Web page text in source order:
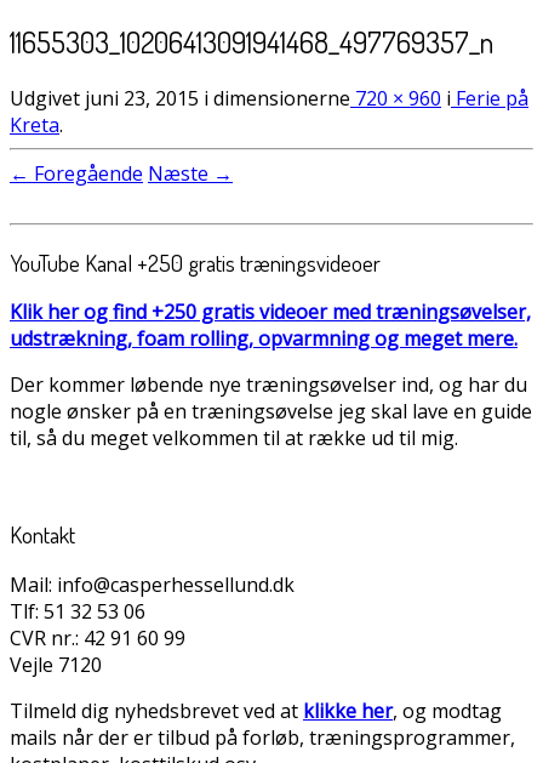
11655303_10206413091941468_497769357_n
Udgivet juni 23, 2015 i dimensionerne 720 × 960 i Ferie på
Kreta.
← Foregående Næste →
YouTube Kanal +250 gratis træningsvideoer
Klik her og find +250 gratis videoer med træningsøvelser,
udstrækning, foam rolling, opvarmning og meget mere.
Der kommer løbende nye træningsøvelser ind, og har du
nogle ønsker på en træningsøvelse jeg skal lave en guide
til, så du meget velkommen til at række ud til mig.
Kontakt
Mail: info@casperhessellund.dk
Tlf: 51 32 53 06
CVR nr.: 42 91 60 99
Vejle 7120
Tilmeld dig nyhedsbrevet ved at klikke her, og modtag
mails når der er tilbud på forløb, træningsprogrammer,